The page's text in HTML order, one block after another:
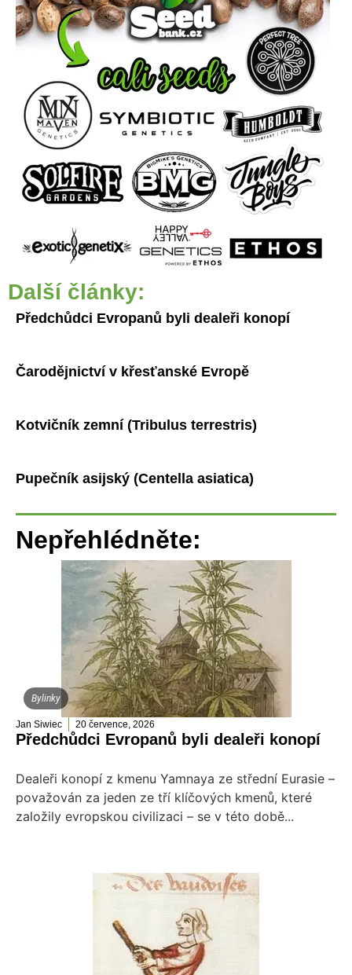
Další články:
Předchůdci Evropanů byli dealeři konopí
Čarodějnictví v křesťanské Evropě
Kotvičník zemní (Tribulus terrestris)
Pupečník asijský (Centella asiatica)
Nepřehlédněte:
Bylinky
Jan Siwiec 20 července, 2026
Předchůdci Evropanů byli dealeři konopí
Dealeři konopí z kmenu Yamnaya ze střední Eurasie –
považován za jeden ze tří klíčových kmenů, které
založily evropskou civilizaci – se v této době...